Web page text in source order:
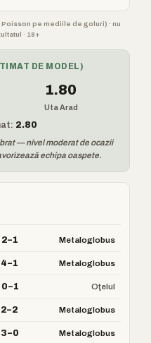
pe mediile de goluri) · nu
· 18+
DE MODEL)
1.80
Uta Arad
2.80
— nivel moderat de ocazii
echipa oaspete.
2–1 Metaloglobus
4–1 Metaloglobus
0–1 Oţelul
2–2 Metaloglobus
3–0 Metaloglobus